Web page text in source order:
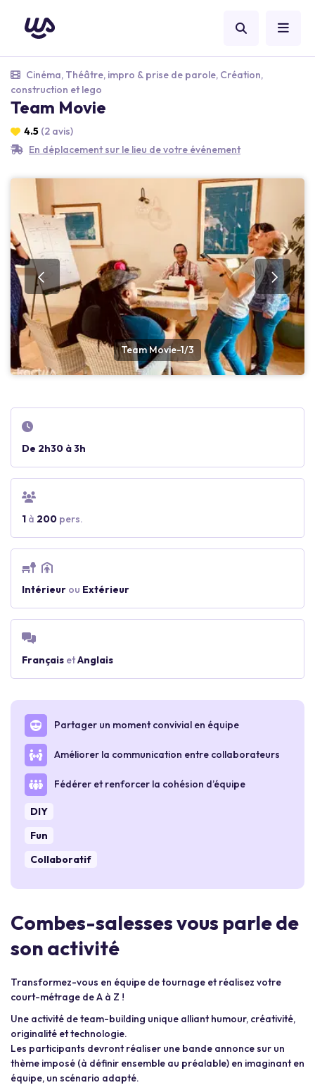
Cinéma, Théâtre, impro & prise de parole, Création,
construction et lego
Team Movie
4.5 (2 avis)
En déplacement sur le lieu de votre événement
Team Movie-1/3
De 2h30 à 3h
1 à 200 pers.
Intérieur ou Extérieur
Français etAnglais
Partager un moment convivial en équipe
Améliorer la communication entre collaborateurs
Fédérer et renforcer la cohésion d’équipe
DIY
Fun
Collaboratif
Combes-salesses vous parle de
son activité
Transformez-vous en équipe de tournage et réalisez votre
court-métrage de A à Z !
Une activité de team-building unique alliant humour, créativité,
originalité et technologie.
Les participants devront réaliser une bande annonce sur un
thème imposé (à définir ensemble au préalable) en imaginant en
équipe, un scénario adapté.